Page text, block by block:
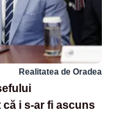
Realitatea de Oradea
i s-ar fi ascuns